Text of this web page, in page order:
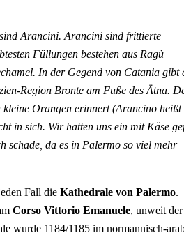
Arancini. Arancini sind frittierte
Füllungen bestehen aus Ragù
In der Gegend von Catania gibt
Region Bronte am Fuße des Ätna.
Orangen erinnert (Arancino heißt
in sich. Wir hatten uns ein mit Käse
schade, da es in Palermo so viel mehr
Fall die Kathedrale von Palermo.
Corso Vittorio Emanuele, unweit der
wurde 1184/1185 im normannisch-